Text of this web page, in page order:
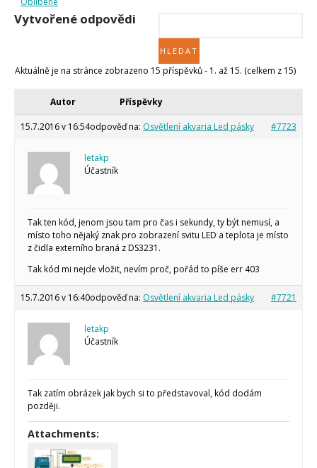
Často kladené dotazy
O programování obecně
Vaše projekty
Arduino Software
Tinylab
Makeblock
Vytvořené odpovědi
Aktuálně je na stránce zobrazeno 15 příspěvků - 1. až 15. (celkem z 15)
Autor Příspěvky
15.7.2016 v 16:54odpověď na: Osvětlení akvaria Led pásky #7723
letakp
Účastník
Tak ten kód, jenom jsou tam pro čas i sekundy, ty být nemusí, a
místo toho nějaký znak pro zobrazení svitu LED a teplota je místo
z čidla externího braná z DS3231.
Tak kód mi nejde vložit, nevím proč, pořád to píše err 403
15.7.2016 v 16:40odpověď na: Osvětlení akvaria Led pásky #7721
letakp
Účastník
Tak zatím obrázek jak bych si to představoval, kód dodám
později.
Attachments: